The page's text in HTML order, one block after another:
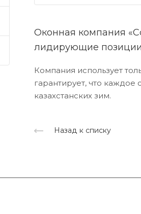
Оконная компания
лидирующие
Компания использует
гарантирует, что
казахстанских зим.
Назад к списку